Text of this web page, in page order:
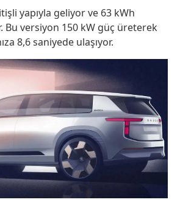
yapıyla geliyor ve 63 kWh
Bu versiyon 150 kW güç üreterek
8,6 saniyede ulaşıyor.